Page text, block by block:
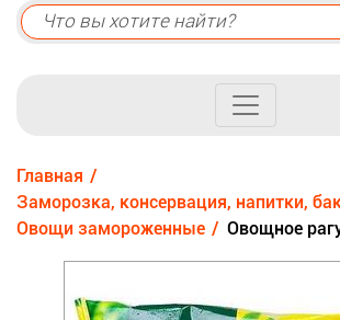
Главная
Заморозка, консервация, напитки,
Овощи замороженные
Овощное